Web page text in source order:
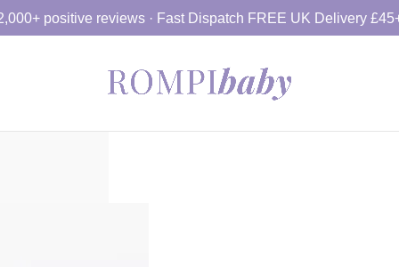
positive reviews · Fast Dispatch FREE UK Delivery